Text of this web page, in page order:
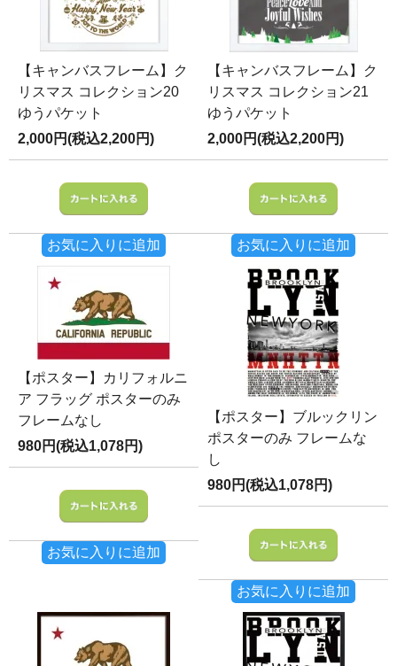
【キャンバスフレーム】ク
リスマス コレクション20
ゆうパケット
2,000円(税込2,200円)
お気に入りに追加
【キャンバスフレーム】ク
リスマス コレクション21
ゆうパケット
2,000円(税込2,200円)
お気に入りに追加
【ポスター】カリフォルニ
ア フラッグ ポスターのみ
フレームなし
980円(税込1,078円)
お気に入りに追加
【ポスター】ブルックリン
ポスターのみ フレームな
し
980円(税込1,078円)
お気に入りに追加